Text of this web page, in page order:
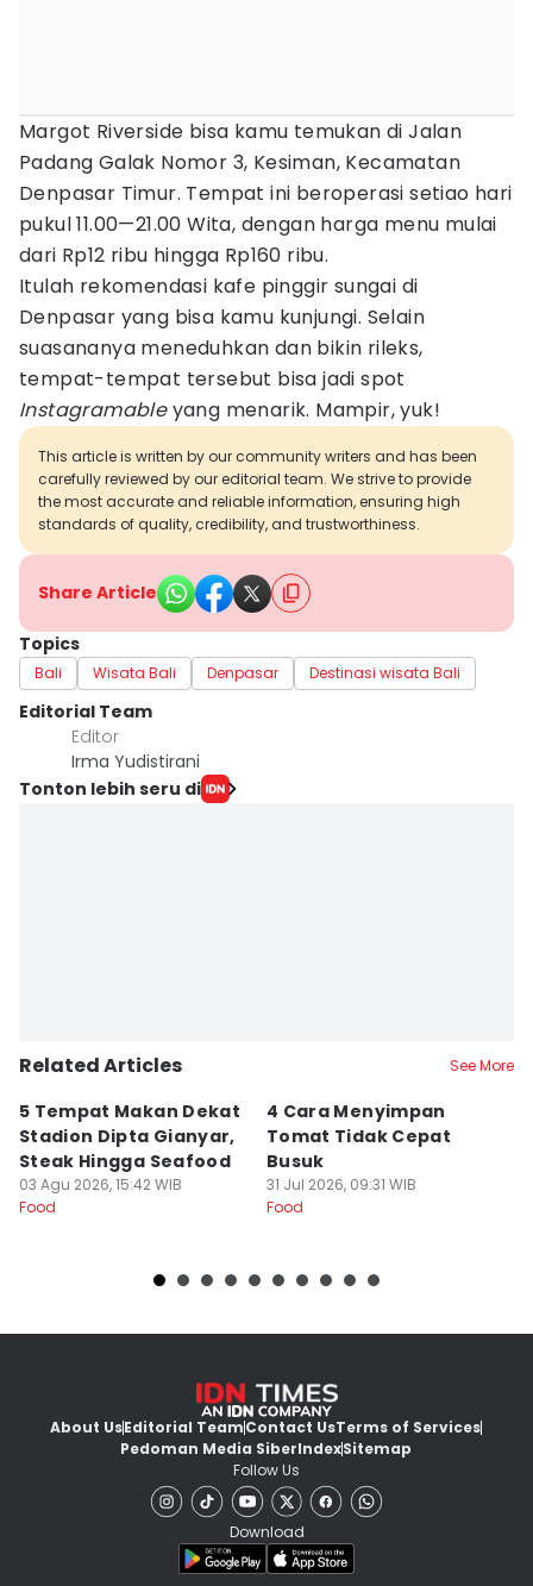
Margot Riverside bisa kamu temukan di Jalan
Padang Galak Nomor 3, Kesiman, Kecamatan
Denpasar Timur. Tempat ini beroperasi setiao hari
pukul 11.00—21.00 Wita, dengan harga menu mulai
dari Rp12 ribu hingga Rp160 ribu.
Itulah rekomendasi kafe pinggir sungai di
Denpasar yang bisa kamu kunjungi. Selain
suasananya meneduhkan dan bikin rileks,
tempat-tempat tersebut bisa jadi spot
Instagramableyang menarik. Mampir, yuk!
This article is written by our community writers and has been
carefully reviewed by our editorial team. We strive to provide
the most accurate and reliable information, ensuring high
standards of quality, credibility, and trustworthiness.
Share Article
Topics
Bali Wisata Bali Denpasar Destinasi wisata Bali
Editorial Team
Editor
Irma Yudistirani
Tonton lebih seru di
Related Articles See More
5 Tempat Makan Dekat
Stadion Dipta Gianyar,
Steak Hingga Seafood
03 Agu 2026, 15:42 WIB
Food
4 Cara Menyimpan
Tomat Tidak Cepat
Busuk
31 Jul 2026, 09:31 WIB
Food
About UsEditorial TeamContact UsTerms of Services
Pedoman Media SiberIndexSitemap
Follow Us
Download